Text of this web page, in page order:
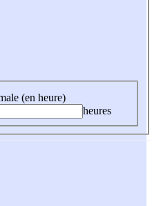
(en heure)
heures